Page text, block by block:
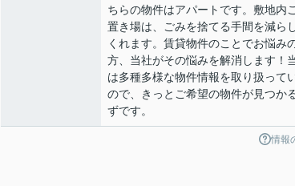
ちらの物件はアパートです。敷地内
置き場は、ごみを捨てる手間を減ら
くれます。賃貸物件のことでお悩み
方、当社がその悩みを解消します！
は多種多様な物件情報を取り扱って
ので、きっとご希望の物件が見つか
ずです。
情報